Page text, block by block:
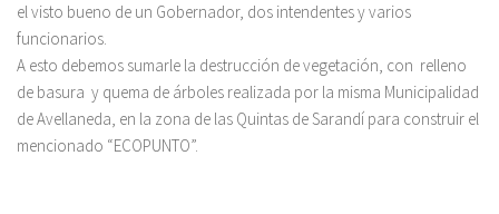
el visto bueno de un Gobernador, dos intendentes y varios
funcionarios.
A esto debemos sumarle la destrucción de vegetación, con relleno
de basura y quema de árboles realizada por la misma Municipalidad
de Avellaneda, en la zona de las Quintas de Sarandí para construir el
mencionado “ECOPUNTO”.